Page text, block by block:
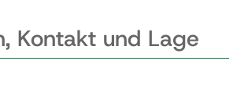
Kontakt und Lage